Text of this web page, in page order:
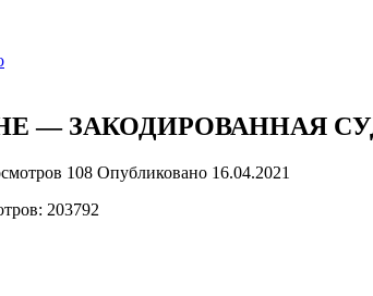
ЗАКОДИРОВАННАЯ
108 Опубликовано 16.04.2021
203792